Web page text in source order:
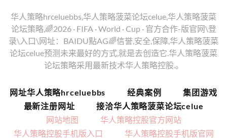
华人策略hrceluebbs,华人策略菠菜论坛celue,华人策略菠菜
论坛策略,🌈2026 · FIFA · World · Cup · 官方合作-版官网\登
录\入口\网址：BAIDU點AG🌈信誉,安全,保障,华人策略菠菜
论坛celue预测未来最好的方式,就是去创造它.华人策略菠菜
论坛策略采用最新技术华人策略控股.。
网址华人策略hrceluebbs 经典案例
集团游戏
最新注册网址
接洽华人策略菠菜论坛celue
网站地图
华人策略控股官方网站
华人策略控股手机版入口
华人策略控股手机版官网